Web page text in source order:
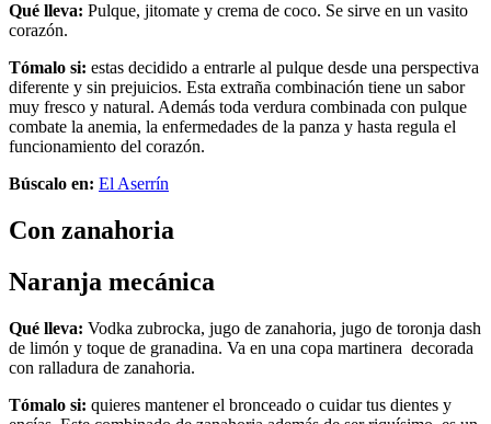
Qué lleva: Pulque, jitomate y crema de coco. Se sirve en un vasito
corazón.
Tómalo si: estas decidido a entrarle al pulque desde una perspectiva
diferente y sin prejuicios. Esta extraña combinación tiene un sabor
muy fresco y natural. Además toda verdura combinada con pulque
combate la anemia, la enfermedades de la panza y hasta regula el
funcionamiento del corazón.
Búscalo en: El Aserrín
Con zanahoria
Naranja mecánica
Qué lleva: Vodka zubrocka, jugo de zanahoria, jugo de toronja dash
de limón y toque de granadina. Va en una copa martinera decorada
con ralladura de zanahoria.
Tómalo si: quieres mantener el bronceado o cuidar tus dientes y